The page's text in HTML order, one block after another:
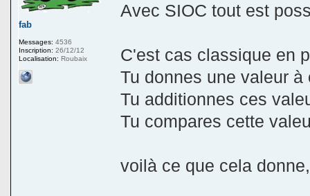
Avec SIOC tout est
C'est cas classique en
Tu donnes une valeur
Tu additionnes ces
Tu compares cette
voilà ce que cela
fab
Messages: 4536
Inscription: 26/12/12
Localisation: Roubaix